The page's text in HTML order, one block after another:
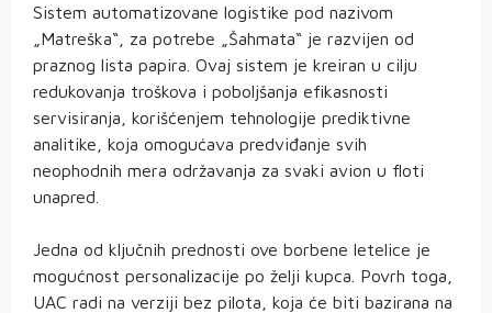
Sistem automatizovane logistike pod nazivom
„Matreška“, za potrebe „Šahmata“ je razvijen od
praznog lista papira. Ovaj sistem je kreiran u cilju
redukovanja troškova i poboljšanja efikasnosti
servisiranja, korišćenjem tehnologije prediktivne
analitike, koja omogućava predviđanje svih
neophodnih mera održavanja za svaki avion u floti
unapred.
Jedna od ključnih prednosti ove borbene letelice je
mogućnost personalizacije po želji kupca. Povrh toga,
UAC radi na verziji bez pilota, koja će biti bazirana na